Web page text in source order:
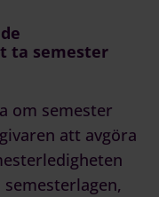
ta semester
om semester
att avgöra